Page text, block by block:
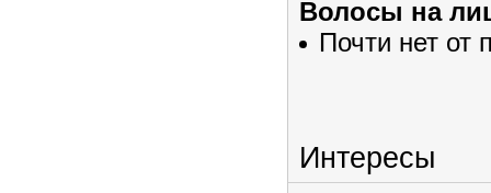
Волосы на
Почти нет от
Интересы